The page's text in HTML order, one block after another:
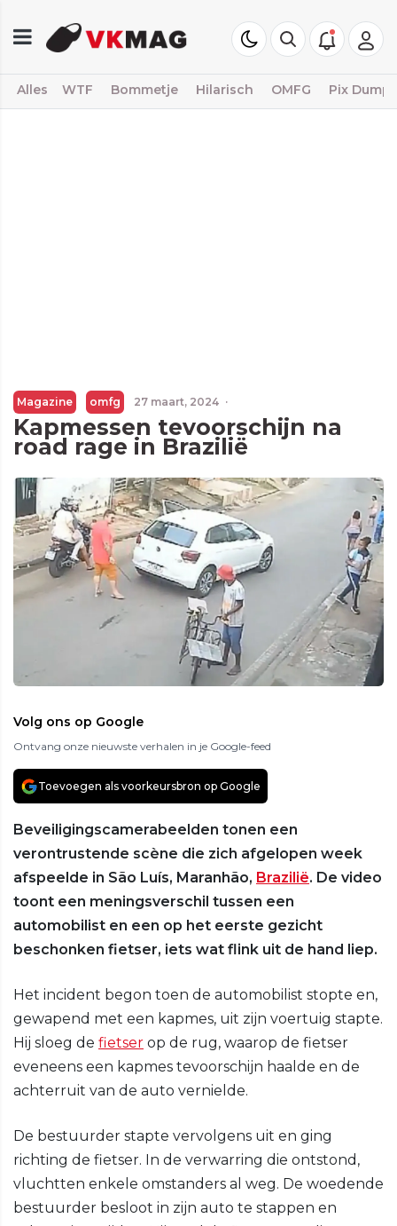
Alles WTF Bommetje Hilarisch OMFG Pix Dump
Magazine omfg 27 maart, 2024 ·
Kapmessen tevoorschijn na
road rage in Brazilië
Volg ons op Google
Ontvang onze nieuwste verhalen in je Google-feed
Toevoegen als voorkeursbron op Google
Beveiligingscamerabeelden tonen een
verontrustende scène die zich afgelopen week
afspeelde in São Luís, Maranhão, Brazilië. De video
toont een meningsverschil tussen een
automobilist en een op het eerste gezicht
beschonken fietser, iets wat flink uit de hand liep.
Het incident begon toen de automobilist stopte en,
gewapend met een kapmes, uit zijn voertuig stapte.
Hij sloeg de fietser op de rug, waarop de fietser
eveneens een kapmes tevoorschijn haalde en de
achterruit van de auto vernielde.
De bestuurder stapte vervolgens uit en ging
richting de fietser. In de verwarring die ontstond,
vluchtten enkele omstanders al weg. De woedende
bestuurder besloot in zijn auto te stappen en